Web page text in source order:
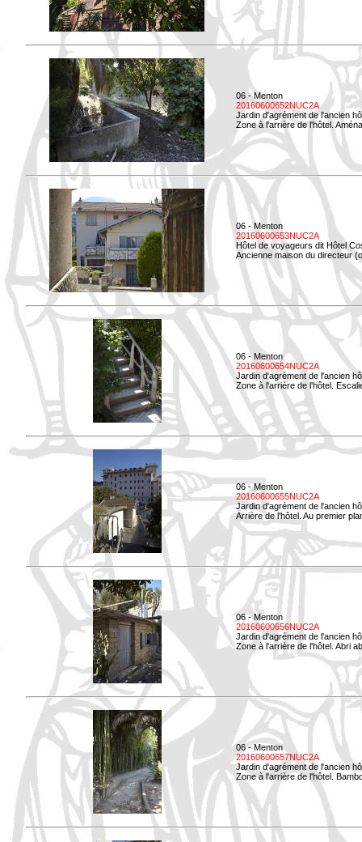
06 - Menton
20160600652NUC2A
Jardin d'agrément de l'ancien
Zone à l'arrière de l'hôtel.
06 - Menton
20160600653NUC2A
Hôtel de voyageurs dit Hôtel
Ancienne maison du directeur
06 - Menton
20160600654NUC2A
Jardin d'agrément de l'ancien
Zone à l'arrière de l'hôtel.
06 - Menton
20160600655NUC2A
Jardin d'agrément de l'ancien
Arrière de l'hôtel. Au premier
06 - Menton
20160600656NUC2A
Jardin d'agrément de l'ancien
Zone à l'arrière de l'hôtel. Abri
06 - Menton
20160600657NUC2A
Jardin d'agrément de l'ancien
Zone à l'arrière de l'hôtel.